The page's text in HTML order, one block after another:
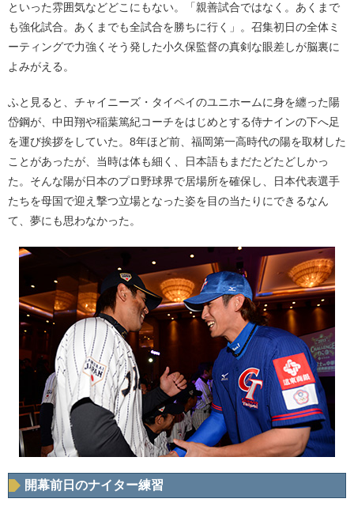
といった雰囲気などどこにもない。「親善試合ではなく。あくまで
も強化試合。あくまでも全試合を勝ちに行く」。召集初日の全体ミ
ーティングで力強くそう発した小久保監督の真剣な眼差しが脳裏に
よみがえる。
ふと見ると、チャイニーズ・タイペイのユニホームに身を纏った陽
岱鋼が、中田翔や稲葉篤紀コーチをはじめとする侍ナインの下へ足
を運び挨拶をしていた。8年ほど前、福岡第一高時代の陽を取材した
ことがあったが、当時は体も細く、日本語もまだたどたどしかっ
た。そんな陽が日本のプロ野球界で居場所を確保し、日本代表選手
たちを母国で迎え撃つ立場となった姿を目の当たりにできるなん
て、夢にも思わなかった。
開幕前日のナイター練習